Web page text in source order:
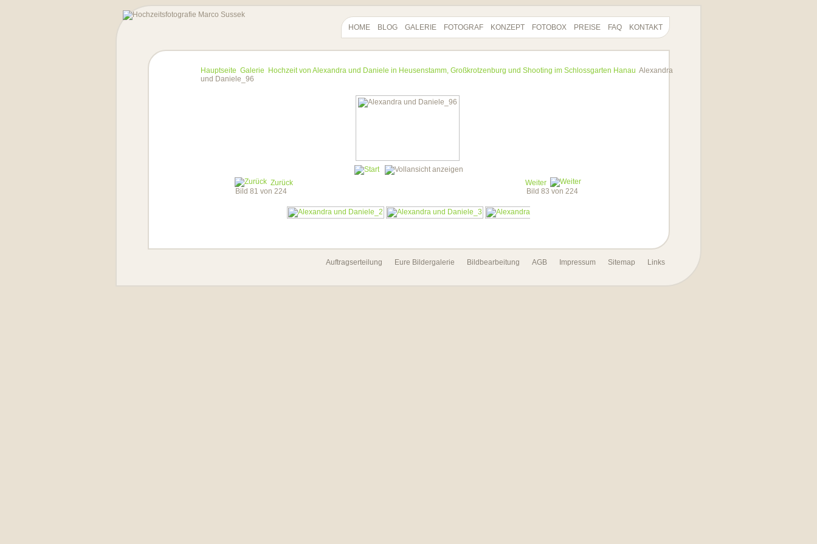
HOME BLOG GALERIE FOTOGRAF KONZEPT FOTOBOX PREISE FAQ KONTAKT
Hauptseite Galerie Hochzeit von Alexandra und Daniele in Heusenstamm, Großkrotzenburg und Shooting im Schlossgarten Hanau Alexandra
und Daniele_96
Zurück
Bild 81 von 224
Weiter
Bild 83 von 224
Auftragserteilung Eure Bildergalerie Bildbearbeitung AGB Impressum Sitemap Links